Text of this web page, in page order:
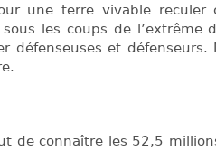
une terre vivable reculer
les coups de l’extrême
défenseuses et défenseurs.
de connaître les 52,5